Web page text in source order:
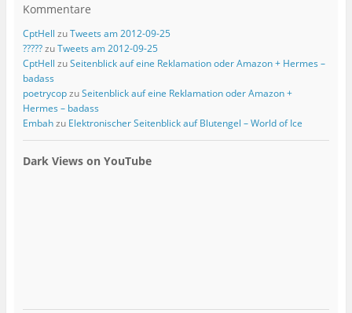
Kommentare
CptHell zuTweets am 2012-09-25
?????zuTweets am 2012-09-25
CptHell zuSeitenblick auf eine Reklamation oder Amazon + Hermes –
badass
poetrycopzuSeitenblick auf eine Reklamation oder Amazon +
Hermes – badass
Embahzu Elektronischer Seitenblick auf Blutengel – World of Ice
Dark Views on YouTube